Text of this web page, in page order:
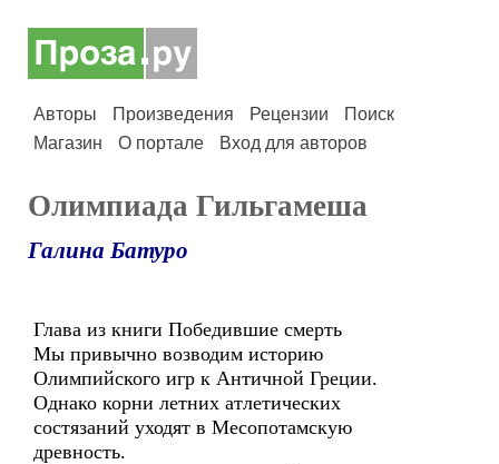
Авторы Произведения Рецензии
Поиск
Магазин
О портале Вход для авторов
Олимпиада Гильгамеша
Галина Батуро
Глава из книги Победившие смерть
Мы привычно возводим историю
Олимпийского игр к Античной Греции.
Однако корни летних атлетических
состязаний уходят в Месопотамскую
древность.